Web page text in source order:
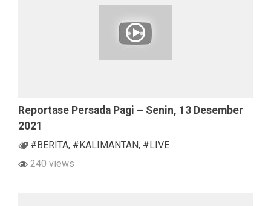
Reportase Persada Pagi – Senin, 13 Desember
2021
#BERITA, #KALIMANTAN, #LIVE
240 views